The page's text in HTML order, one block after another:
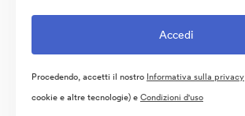
Procedendo, accetti il nostro Informativa sulla privacy
cookie e altre tecnologie) eCondizioni d'uso